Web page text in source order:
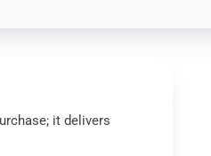
it delivers